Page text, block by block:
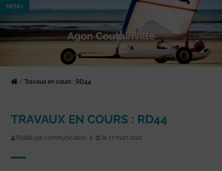
MENU
/Travaux en cours : RD44
TRAVAUX EN COURS : RD44
Publié par communication le 17 mars 2021